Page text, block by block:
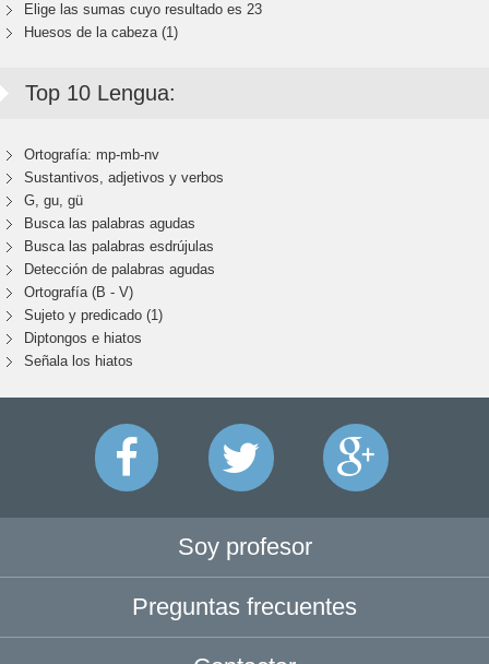
Elige las sumas cuyo resultado es 23
Huesos de la cabeza (1)
Top 10 Lengua:
Ortografía: mp-mb-nv
Sustantivos, adjetivos y verbos
G, gu, gü
Busca las palabras agudas
Busca las palabras esdrújulas
Detección de palabras agudas
Ortografía (B - V)
Sujeto y predicado (1)
Diptongos e hiatos
Señala los hiatos
Soy profesor
Preguntas frecuentes